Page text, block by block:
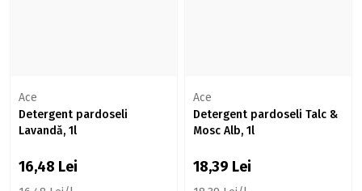
Ace
Detergent pardoseli
Lavandă, 1l
16,48 Lei
Ace
Detergent pardoseli Talc &
Mosc Alb, 1l
18,39 Lei